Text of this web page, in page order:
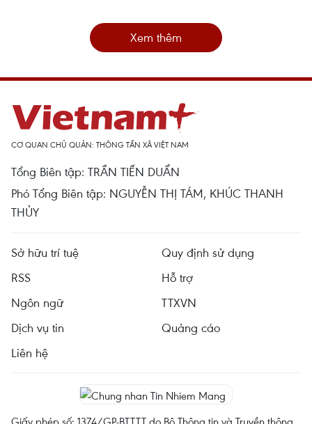
Xem thêm
CƠ QUAN CHỦ QUẢN: THÔNG TẤN XÃ VIỆT NAM
Tổng Biên tập: TRẦN TIẾN DUẨN
Phó Tổng Biên tập: NGUYỄN THỊ TÁM, KHÚC THANH
THỦY
Sở hữu trí tuệ
Quy định sử dụng
RSS
Hỗ trợ
Ngôn ngữ
TTXVN
Dịch vụ tin
Quảng cáo
Liên hệ
Giấy phép số: 1374/GP-BTTTT do Bộ Thông tin và Truyền thông